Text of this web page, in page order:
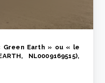
Green Earth » ou « le
NL0009169515),